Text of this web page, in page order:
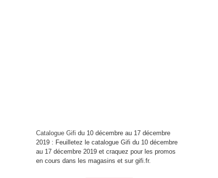
Catalogue Gifi du 10 décembre au 17 décembre
2019 : Feuilletez le catalogue Gifi du 10 décembre
au 17 décembre 2019 et craquez pour les promos
en cours dans les magasins et sur gifi.fr.